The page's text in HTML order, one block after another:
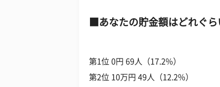
あなたの貯金額はどれぐら
第1位 0円 69人（17.2%）
第2位 10万円 49人（12.2%）